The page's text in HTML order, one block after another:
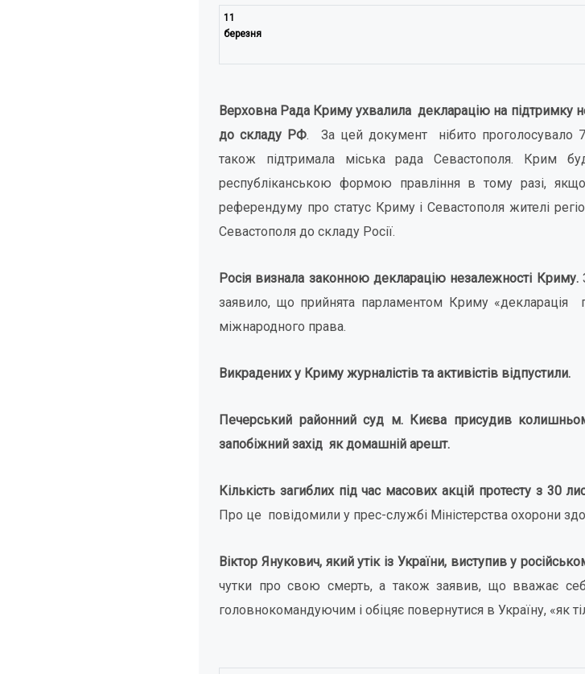
11
березня
Верховна Рада Криму ухвалила декларацію на підтримку
до складу РФ. За цей документ нібито проголосувало
також підтримала міська рада Севастополя. Крим
республіканською формою правління в тому разі,
референдуму про статус Криму і Севастополя жителі
Севастополя до складу Росії.
Росія визнала законною декларацію незалежності Криму.
заявило, що прийнята парламентом Криму «декларація
міжнародного права.
Викрадених у Криму журналістів та активістів відпустили.
Печерський районний суд м. Києва присудив
запобіжний захід як домашній арешт.
Кількість загиблих під час масових акцій протесту з 30
Про це повідомили у прес-службі Міністерства охорони
Віктор Янукович, який утік із України, виступив у
чутки про свою смерть, а також заявив, що вважає
головнокомандуючим і обіцяє повернутися в Україну, «як